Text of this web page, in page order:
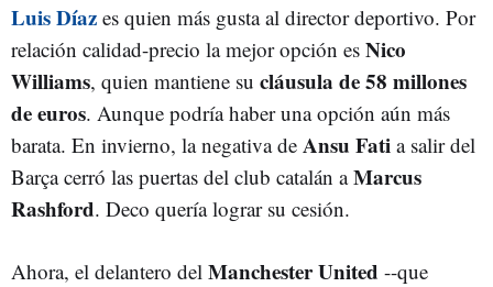
Luis Díaz es quien más gusta al director deportivo. Por
relación calidad-precio la mejor opción es Nico
Williams, quien mantiene su cláusula de 58 millones
de euros. Aunque podría haber una opción aún más
barata. En invierno, la negativa de Ansu Fati a salir del
Barça cerró las puertas del club catalán aMarcus
Rashford. Deco quería lograr su cesión.
Ahora, el delantero del Manchester United --que